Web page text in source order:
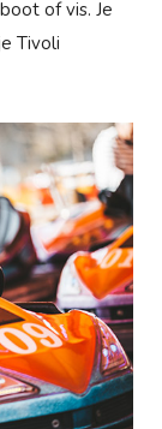
of vis. Je
Tivoli